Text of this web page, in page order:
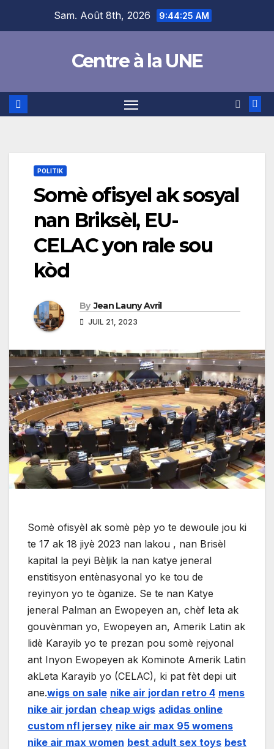
Sam. Août 8th, 2026 9:44:26 AM
Centre à la UNE
POLITIK
Somè ofisyel ak sosyal
nan Briksèl, EU-
CELAC yon rale sou
kòd
By Jean Launy Avril
JUIL 21, 2023
Somè ofisyèl ak somè pèp yo te dewoule jou ki
te 17 ak 18 jiyè 2023 nan lakou , nan Brisèl
kapital la peyi Bèljik la nan katye jeneral
enstitisyon entènasyonal yo ke tou de
reyinyon yo te òganize. Se te nan Katye
jeneral Palman an Ewopeyen an, chèf leta ak
gouvènman yo, Ewopeyen an, Amerik Latin ak
lidè Karayib yo te prezan pou somè rejyonal
ant Inyon Ewopeyen ak Kominote Amerik Latin
akLeta Karayib yo (CELAC), ki pat fèt depi uit
ane.wigs on sale nike air jordan retro 4 mens
nike air jordan cheap wigs adidas online
custom nfl jersey nike air max 95 womens
nike air max women best adult sex toys best